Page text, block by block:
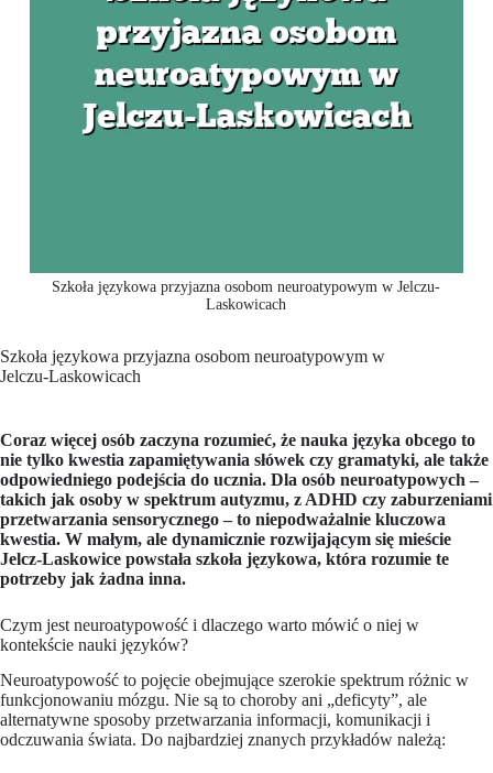
Szkoła językowa przyjazna osobom neuroatypowym w Jelczu-
Laskowicach
Szkoła językowa przyjazna osobom neuroatypowym w
Jelczu-Laskowicach
Coraz więcej osób zaczyna rozumieć, że nauka języka obcego to
nie tylko kwestia zapamiętywania słówek czy gramatyki, ale także
odpowiedniego podejścia do ucznia. Dla osób neuroatypowych –
takich jak osoby w spektrum autyzmu, z ADHD czy zaburzeniami
przetwarzania sensorycznego – to niepodważalnie kluczowa
kwestia. W małym, ale dynamicznie rozwijającym się mieście
Jelcz-Laskowice powstała szkoła językowa, która rozumie te
potrzeby jak żadna inna.
Czym jest neuroatypowość i dlaczego warto mówić o niej w
kontekście nauki języków?
Neuroatypowość to pojęcie obejmujące szerokie spektrum różnic w
funkcjonowaniu mózgu. Nie są to choroby ani „deficyty”, ale
alternatywne sposoby przetwarzania informacji, komunikacji i
odczuwania świata. Do najbardziej znanych przykładów należą: